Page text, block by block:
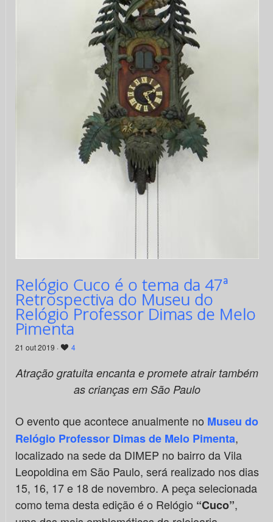
Relógio Cuco é o tema da 47ª
Retrospectiva do Museu do
Relógio Professor Dimas de Melo
Pimenta
21 out 2019 · 4
Atração gratuita encanta e promete atrair também
as crianças em São Paulo
O evento que acontece anualmente no Museu do
Relógio Professor Dimas de Melo Pimenta,
localizado na sede da DIMEP no bairro da Vila
Leopoldina em São Paulo, será realizado nos dias
15, 16, 17 e 18 de novembro. A peça selecionada
como tema desta edição é o Relógio “Cuco”,